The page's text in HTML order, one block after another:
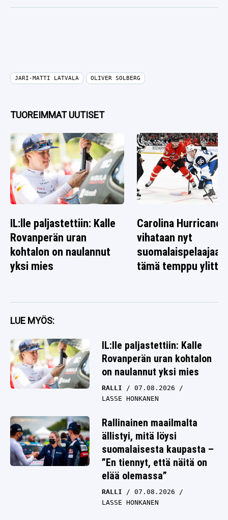
JARI-MATTI LATVALA OLIVER SOLBERG
TUOREIMMAT UUTISET
IL:lle paljastettiin: Kalle
Rovanperän uran
kohtalon on naulannut
yksi mies
Carolina
vihataan nyt
suomalaispelaajaa
tämä temppu ylitti
LUE MYÖS:
IL:lle paljastettiin: Kalle
Rovanperän uran kohtalon
on naulannut yksi mies
RALLI
07.08.2026
LASSE HONKANEN
Rallinainen maailmalta
ällistyi, mitä löysi
suomalaisesta kaupasta –
”En tiennyt, että näitä on
elää olemassa”
RALLI
07.08.2026
LASSE HONKANEN